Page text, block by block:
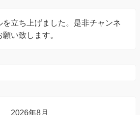
立ち上げました。是非チャンネ
い致します。
2026年8月